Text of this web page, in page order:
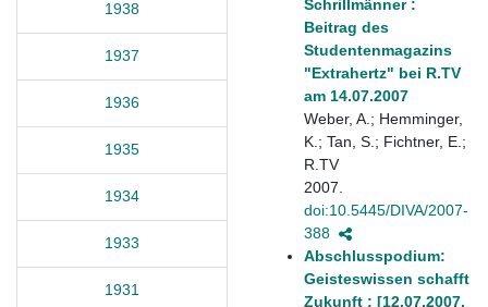
1938
1937
1936
1935
1934
1933
1931
Schrillmänner :
Beitrag des
Studentenmagazins
"Extrahertz" bei R.TV
am 14.07.2007
Weber, A.; Hemminger,
K.; Tan, S.; Fichtner, E.;
R.TV
2007.
doi:10.5445/DIVA/2007-
388
Abschlusspodium:
Geisteswissen schafft
Zukunft : [12.07.2007,